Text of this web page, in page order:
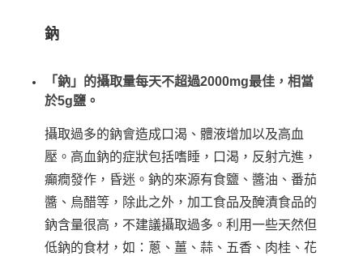
鈉
「鈉」的攝取量每天不超過2000mg最佳，相當
於5g鹽。
攝取過多的鈉會造成口渴、體液增加以及高血
壓。高血鈉的症狀包括嗜睡，口渴，反射亢進，
癲癇發作，昏迷。鈉的來源有食鹽、醬油、番茄
醬、烏醋等，除此之外，加工食品及醃漬食品的
鈉含量很高，不建議攝取過多。利用一些天然但
低鈉的食材，如：蔥、薑、蒜、五香、肉桂、花